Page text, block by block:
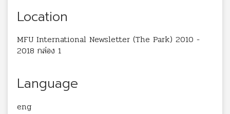
Location
MFU International Newsletter (The Park) 2010 -
2018 กล่อง 1
Language
eng